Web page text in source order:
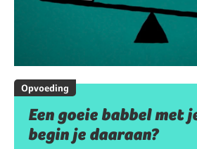
Opvoeding
Een goeie babbel met
begin je daaraan?